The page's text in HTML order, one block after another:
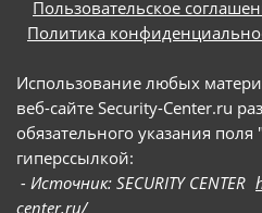
Пользовательское
Политика
Использование любых
веб-сайте Security-Center.ru
обязательного указания
гиперссылкой:
- Источник: SECURITY CENTER
center.ru/